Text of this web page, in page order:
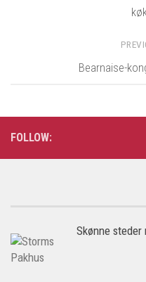
Bearnaise-
FOLLOW:
Skønne steder